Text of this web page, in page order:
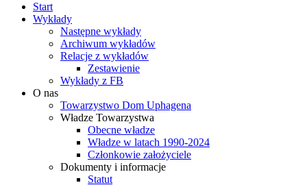
Start
Wykłady
Następne wykłady
Archiwum wykładów
Relacje z wykładów
Zestawienie
Wykłady z FB
O nas
Towarzystwo Dom Uphagena
Władze Towarzystwa
Obecne władze
Władze w latach 1990-2024
Członkowie założyciele
Dokumenty i informacje
Statut